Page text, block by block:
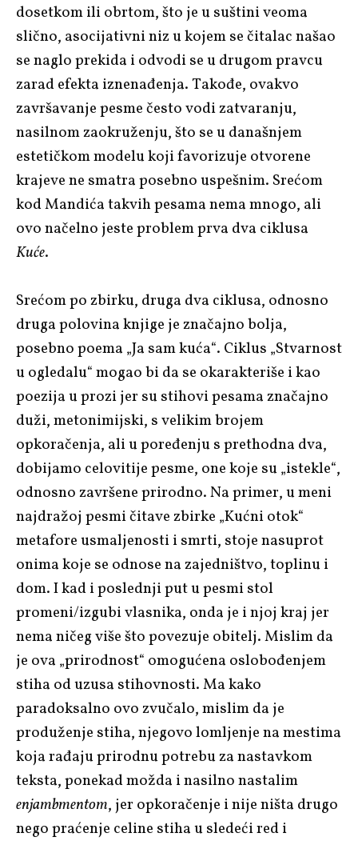
dosetkom ili obrtom, što je u suštini veoma
slično, asocijativni niz u kojem se čitalac našao
se naglo prekida i odvodi se u drugom pravcu
zarad efekta iznenađenja. Takođe, ovakvo
završavanje pesme često vodi zatvaranju,
nasilnom zaokruženju, što se u današnjem
estetičkom modelu koji favorizuje otvorene
krajeve ne smatra posebno uspešnim. Srećom
kod Mandića takvih pesama nema mnogo, ali
ovo načelno jeste problem prva dva ciklusa
Kuće.
Srećom po zbirku, druga dva ciklusa, odnosno
druga polovina knjige je značajno bolja,
posebno poema „Ja sam kuća“. Ciklus „Stvarnost
u ogledalu“ mogao bi da se okarakteriše i kao
poezija u prozi jer su stihovi pesama značajno
duži, metonimijski, s velikim brojem
opkoračenja, ali u poređenju s prethodna dva,
dobijamo celovitije pesme, one koje su „istekle“,
odnosno završene prirodno. Na primer, u meni
najdražoj pesmi čitave zbirke „Kućni otok“
metafore usmaljenosti i smrti, stoje nasuprot
onima koje se odnose na zajedništvo, toplinu i
dom. I kad i poslednji put u pesmi stol
promeni/izgubi vlasnika, onda je i njoj kraj jer
nema ničeg više što povezuje obitelj. Mislim da
je ova „prirodnost“ omogućena oslobođenjem
stiha od uzusa stihovnosti. Ma kako
paradoksalno ovo zvučalo, mislim da je
produženje stiha, njegovo lomljenje na mestima
koja rađaju prirodnu potrebu za nastavkom
teksta, ponekad možda i nasilno nastalim
enjambmentom, jer opkoračenje i nije ništa drugo
nego praćenje celine stiha u sledeći red i